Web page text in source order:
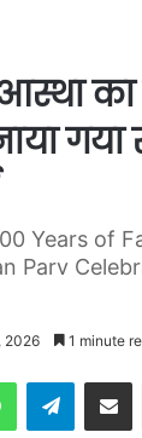
आस्था
गया
Years of
Parv
2026 1 minute
WhatsAppTelegram